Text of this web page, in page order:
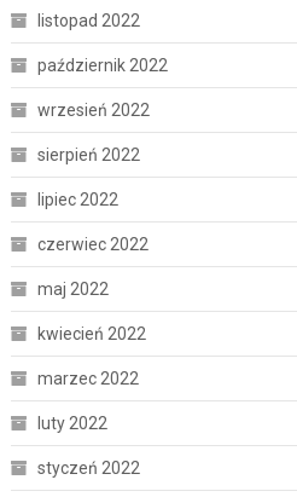
listopad 2022
październik 2022
wrzesień 2022
sierpień 2022
lipiec 2022
czerwiec 2022
maj 2022
kwiecień 2022
marzec 2022
luty 2022
styczeń 2022